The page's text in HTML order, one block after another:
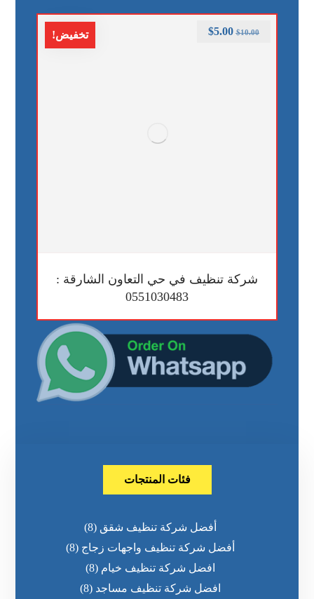
تخفيض!
شركة تنظيف في حي التعاون الشارقة :
0551030483
$10.00
$5.00
فئات المنتجات
أفضل شركة تنظيف شقق (8)
أفضل شركة تنظيف واجهات زجاج (8)
افضل شركة تنظيف خيام (8)
افضل شركة تنظيف مساجد (8)